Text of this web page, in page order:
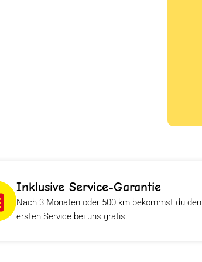
Inklusive Service-Garantie
Nach 3 Monaten oder 500 km bekommst du den
ersten Service bei uns gratis.